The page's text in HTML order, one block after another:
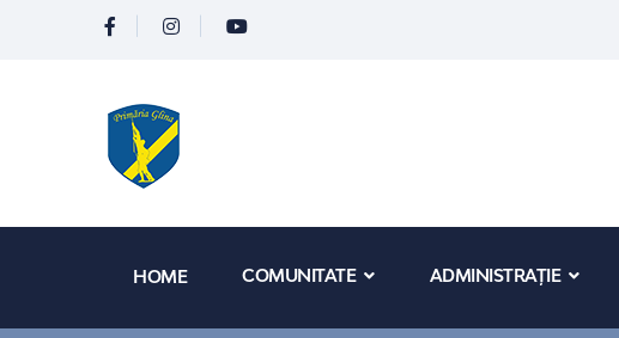
HOME COMUNITATE ADMINISTRAȚIE